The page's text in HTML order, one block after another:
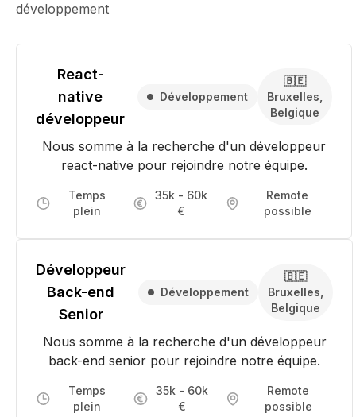
développement
React-
native
développeur
Développement
🇧🇪
Bruxelles,
Belgique
Nous somme à la recherche d'un développeur
react-native pour rejoindre notre équipe.
Temps
plein
35k - 60k
€
Remote
possible
Développeur
Back-end
Senior
Développement
🇧🇪
Bruxelles,
Belgique
Nous somme à la recherche d'un développeur
back-end senior pour rejoindre notre équipe.
Temps
plein
35k - 60k
€
Remote
possible